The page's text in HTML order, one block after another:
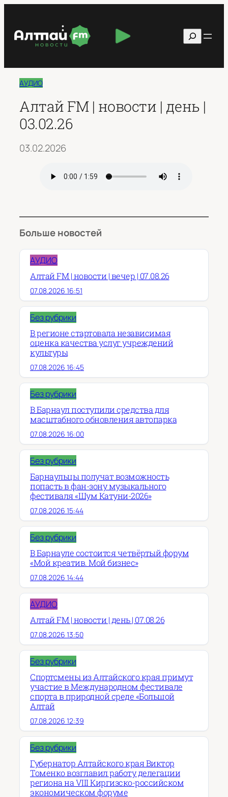
содержимому
Поиск
АУДИО
Алтай FM | новости | день |
03.02.26
03.02.2026
Больше новостей
АУДИО
Алтай FM | новости | вечер | 07.08.26
07.08.2026 16:51
Без рубрики
В регионе стартовала независимая
оценка качества услуг учреждений
культуры
07.08.2026 16:45
Без рубрики
В Барнаул поступили средства для
масштабного обновления автопарка
07.08.2026 16:00
Без рубрики
Барнаульцы получат возможность
попасть в фан-зону музыкального
фестиваля «Шум Катуни-2026»
07.08.2026 15:44
Без рубрики
В Барнауле состоится четвёртый форум
«Мой креатив. Мой бизнес»
07.08.2026 14:44
АУДИО
Алтай FM | новости | день | 07.08.26
07.08.2026 13:50
Без рубрики
Спортсмены из Алтайского края примут
участие в Международном фестивале
спорта в природной среде «Большой
Алтай
07.08.2026 12:39
Без рубрики
Губернатор Алтайского края Виктор
Томенко возглавил работу делегации
региона на VIII Киргизско-российском
экономическом форуме